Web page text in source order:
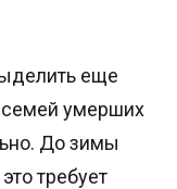
еще
умерших
До зимы
требует